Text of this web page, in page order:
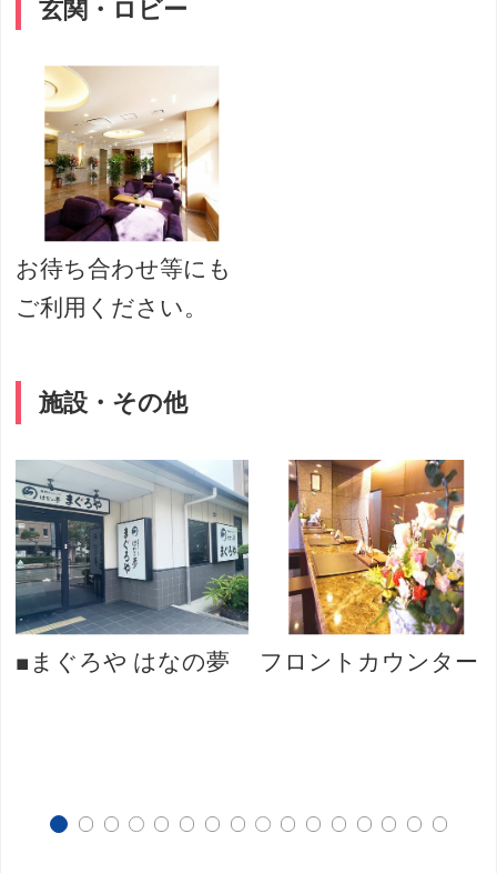
玄関・ロビー
お待ち合わせ等にも
ご利用ください。
施設・その他
■まぐろや はなの夢 フロントカウンター